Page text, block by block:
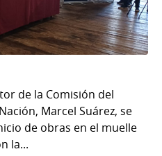
de la Comisión del
Marcel Suárez, se
de obras en el muelle
la...